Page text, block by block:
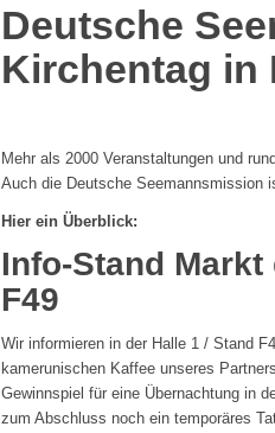
Deutsche
Kirchentag in
Mehr als 2000 Veranstaltungen und
Auch die Deutsche Seemannsmission
Hier ein Überblick:
Info-Stand Markt
F49
Wir informieren in der Halle 1 / Stand
kamerunischen Kaffee unseres
Gewinnspiel für eine Übernachtung in
zum Abschluss noch ein temporäres